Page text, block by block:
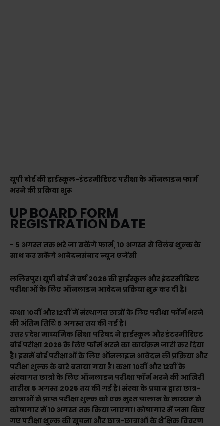
यूपी बोर्ड की हाईस्कूल-इंटरमीडिएट परीक्षा के ऑनलाइन फार्म
भरने की प्रक्रिया शुरू
UP BOARD FORM
REGISTRATION DATE
- 5 अगस्त तक भरे जा सकेंगे फार्म, 10 अगस्त से विलंब शुल्क के
साथ कर सकेंगे आवेदनसंवाद न्यूज एजेंसी
ललितपुर। यूपी बोर्ड ने वर्ष 2026 की हाईस्कूल और इंटरमीडिएट
परीक्षाओं के लिए ऑनलाइन आवेदन प्रक्रिया शुरू कर दी है।
कक्षा 10वीं और 12वीं में संस्थागत छात्रों के लिए परीक्षा फॉर्म भरने
की अंतिम तिथि 5 अगस्त तय की गई है।
उत्तर प्रदेश माध्यमिक शिक्षा परिषद ने हाईस्कूल और इंटरमीडिएट
बोर्ड परीक्षा 2026 के लिए फॉर्म भरने का कार्यक्रम जारी कर दिया
है। इसमें बोर्ड परीक्षाओं के लिए ऑनलाइन आवेदन की प्रक्रिया और
परीक्षा शुल्क के बारे बताया गया है। कक्षा 10वीं और 12वीं के
संस्थागत छात्रों के लिए ऑनलाइन परीक्षा फॉर्म भरने की आखिरी
तारीख 5 अगस्त 2025 तय की गई है। संस्था के प्रधान द्वारा छात्र-
छात्राओं से प्राप्त परीक्षा शुल्क को एक मुश्त चालान के माध्यम से
कोषागार में 10 अगस्त तक किया जाएगा। कोषागार में जमा किए
गए परीक्षा शुल्क की सूचना और छात्र-छात्राओं के शैक्षिक विवरण